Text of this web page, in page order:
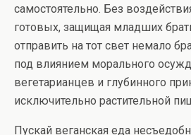
самостоятельно. Без
готовых, защищая младших
отправить на тот свет немало
под влиянием морального
вегетарианцев и глубинного
исключительно растительной
Пускай веганская еда